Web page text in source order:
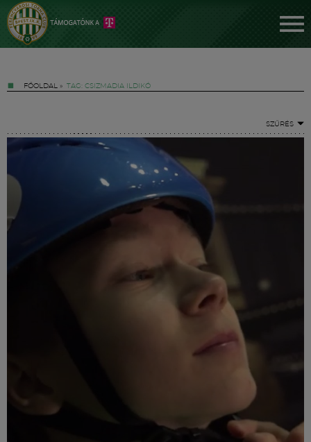
FŐOLDAL » TAG: CSIZMADIA ILDIKÓ
SZŰRÉS
Jegyek
FM YouTube +
Meccscenter